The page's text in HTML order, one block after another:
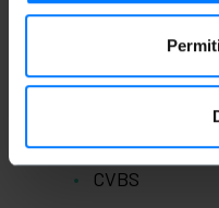
Technische
CVBS